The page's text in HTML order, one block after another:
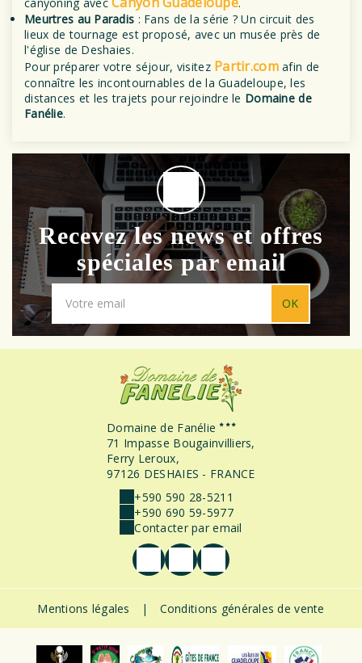
Meurtres au Paradis : Fans de la série ? Un circuit des
lieux de tournage est proposé, avec un musée près de
l'église de Deshaies.
Pour préparer votre séjour, visitez Partir.comafin de
connaître les incontournables de la Guadeloupe, les
distances et les trajets pour rejoindre le Domaine de
Fanélie.
Recevez les news et offres
spéciales par email
OK
Domaine de Fanélie
71 Impasse Bougainvilliers,
Ferry Leroux,
97126 DESHAIES - FRANCE
+590 590 28-5211
+590 690 59-5977
Contacter par email
Mentions légales | Conditions générales de vente